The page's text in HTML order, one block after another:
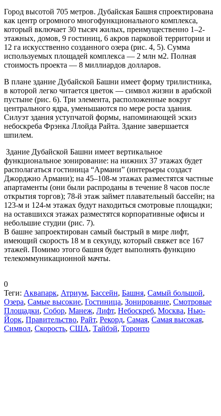
Город высотой 705 метров. Дубайская Башня спроектирована
как центр огромного многофункционального комплекса,
который включает 30 тысяч жилых, преимущественно 1–2-
этажных, домов, 9 гостиниц, 6 акров парковой территории и
12 га искусственно созданного озера (рис. 4, 5). Сумма
используемых площадей комплекса — 2 млн м2. Полная
стоимость проекта — 8 миллиардов долларов.
В плане здание Дубайской Башни имеет форму трилистника,
в которой легко читается цветок — символ жизни в арабской
пустыне (рис. 6). Три элемента, расположенные вокруг
центрального ядра, уменьшаются по мере роста здания.
Силуэт здания уступчатой формы, напоминающей эскиз
небоскреба Фрэнка Ллойда Райта. Здание завершается
шпилем.
Здание Дубайской Башни имеет вертикальное
функциональное зонирование: на нижних 37 этажах будет
располагаться гостиница “Армани” (интерьеры создаст
Джорджио Армани); на 45–108-м этажах разместятся частные
апартаменты (они были распроданы в течение 8 часов после
открытия торгов); 78-й этаж займет плавательный бассейн; на
123-м и 124-м этажах будут находиться смотровые площадки;
на оставшихся этажах разместятся корпоративные офисы и
небольшие студии (рис. 7).
В башне запроектирован самый быстрый в мире лифт,
имеющий скорость 18 м в секунду, который свяжет все 167
этажей. Помимо этого башня будет выполнять функцию
телекоммуникационной мачты.
0
Теги: Аквапарк, Атриум, Бассейн, Башня, Самый большой,
Озера, Самые высокие, Гостиница, Зонирование, Смотровые
Площадки, Собор, Манеж, Лифт, Небоскреб, Москва, Нью-
Йорк, Правительство, Райт, Рекорд, Самая, Самая высокая,
Символ, Скорость, США, Тайбэй, Торонто